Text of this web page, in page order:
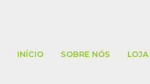
INÍCIO SOBRE NÓS LOJA